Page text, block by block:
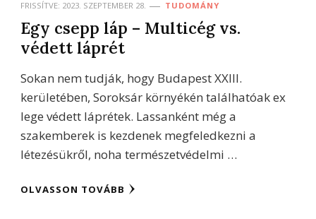
FRISSÍTVE: 2023. SZEPTEMBER 28. TUDOMÁNY
Egy csepp láp – Multicég vs.
védett láprét
Sokan nem tudják, hogy Budapest XXIII.
kerületében, Soroksár környékén találhatóak ex
lege védett láprétek. Lassanként még a
szakemberek is kezdenek megfeledkezni a
létezésükről, noha természetvédelmi …
OLVASSON TOVÁBB